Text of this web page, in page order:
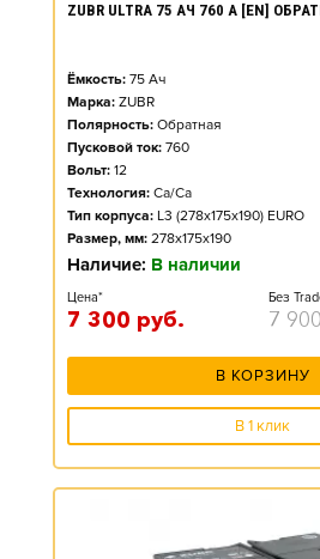
ZUBR ULTRA 75 АЧ 760 А [EN]
Ёмкость: 75 Ач
Марка: ZUBR
Полярность: Обратная
Пусковой ток: 760
Вольт: 12
Технология: Ca/Ca
Тип корпуса: L3 (278x175x190) EURO
Размер, мм: 278x175x190
Наличие: В наличии
Цена*
7 300 руб.
Без
7 900
В КОРЗИНУ
В 1 клик